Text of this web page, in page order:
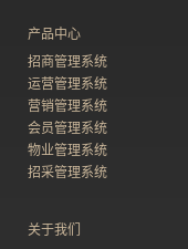
产品中心
招商管理系统
运营管理系统
营销管理系统
会员管理系统
物业管理系统
招采管理系统
关于我们